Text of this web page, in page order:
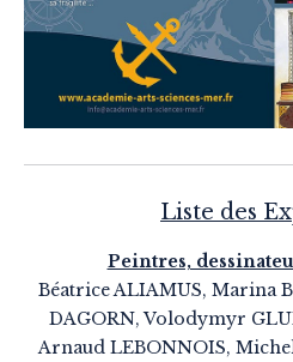
Liste des
Peintres,
Béatrice ALIAMUS, Marina
DAGORN, Volodymyr
Arnaud LEBONNOIS,